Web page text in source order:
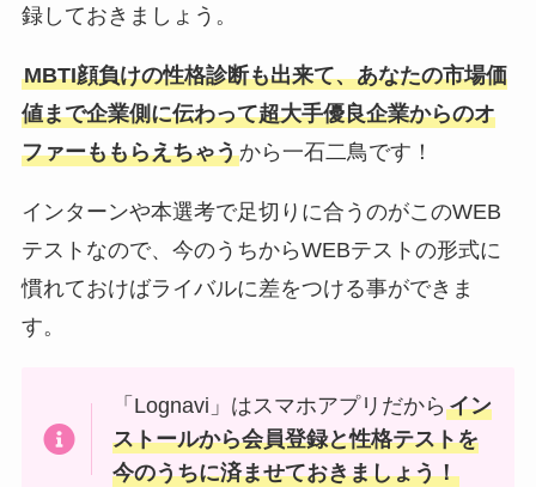
録しておきましょう。
MBTI顔負けの性格診断も出来て、あなたの市場価
値まで企業側に伝わって超大手優良企業からのオ
ファーももらえちゃうから一石二鳥です！
インターンや本選考で足切りに合うのがこのWEB
テストなので、今のうちからWEBテストの形式に
慣れておけばライバルに差をつける事ができま
す。
「Lognavi」はスマホアプリだからイン
ストールから会員登録と性格テストを
今のうちに済ませておきましょう！